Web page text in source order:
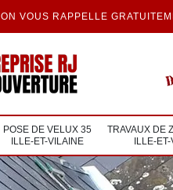
ON VOUS RAPPELLE
POSE DE VELUX 35
ILLE-ET-VILAINE
TRAVAUX DE
ILLE-